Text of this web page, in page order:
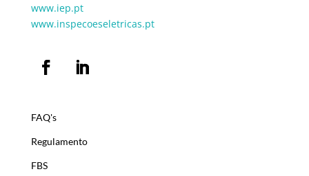
www.iep.pt
www.inspecoeseletricas.pt
FAQ's
Regulamento
FBS